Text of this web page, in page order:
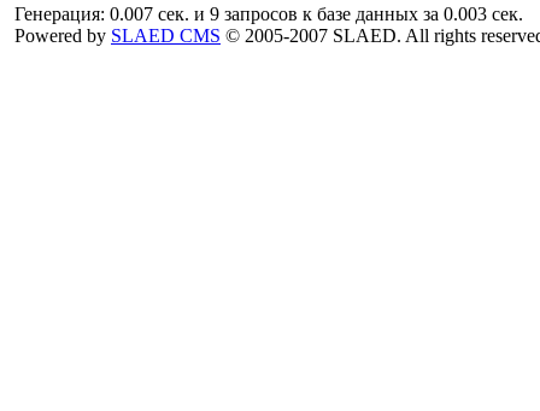
Генерация: 0.007 сек. и 9 запросов к базе данных за 0.003 сек.
Powered by SLAED CMS © 2005-2007 SLAED. All rights